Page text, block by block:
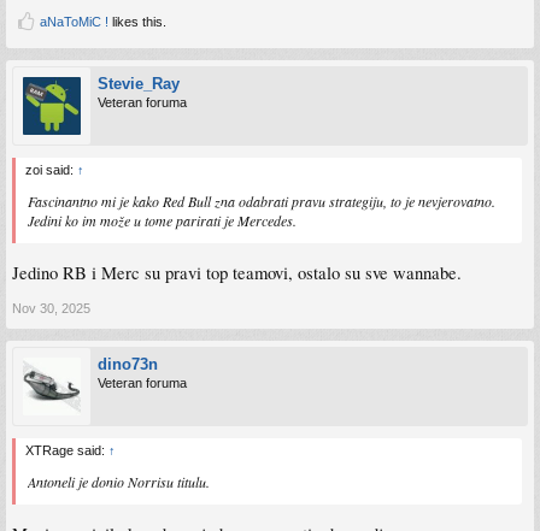
aNaToMiC ! likes this.
Stevie_Ray
Veteran foruma
zoi said: ↑
Fascinantno mi je kako Red Bull zna odabrati pravu strategiju, to je nevjerovatno.
Jedini ko im može u tome parirati je Mercedes.
Jedino RB i Merc su pravi top teamovi, ostalo su sve wannabe.
Nov 30, 2025
dino73n
Veteran foruma
XTRage said: ↑
Antoneli je donio Norrisu titulu.